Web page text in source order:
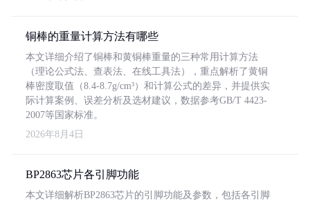
铜棒的重量计算方法有哪些
本文详细介绍了铜棒和黄铜棒重量的三种常用计算方法
（理论公式法、查表法、在线工具法），重点解析了黄铜
棒密度取值（8.4-8.7g/cm³）和计算公式的差异，并提供实
际计算案例、误差分析及选材建议，数据参考GB/T 4423-
2007等国家标准。
2026年8月4日
BP2863芯片各引脚功能
本文详细解析BP2863芯片的引脚功能及参数，包括各引脚